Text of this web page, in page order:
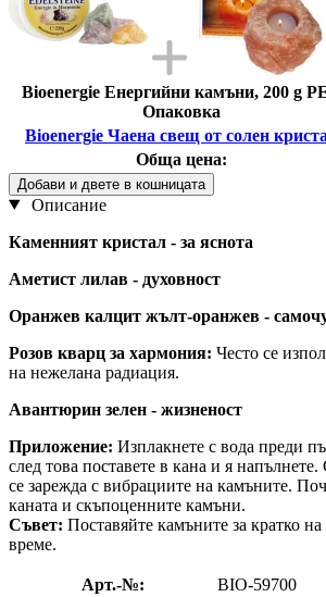
Bioenergie Енергийни камъни, 200 g
Опаковка
Bioenergie Чаена свещ от солен
Обща цена:
Добави и двете в кошницата
Описание
Каменният кристал - за яснота
Аметист лилав - духовност
Оранжев калцит жълт-оранжев -
Розов кварц за хармония: Често се
на нежелана радиация.
Авантюрин зелен - жизненост
Приложение: Изплакнете с вода преди
след това поставете в кана и я напълнете.
се зарежда с вибрациите на камъните.
каната и скъпоценните камъни.
Съвет: Поставяйте камъните за кратко
време.
Арт.-№:
BIO-59700